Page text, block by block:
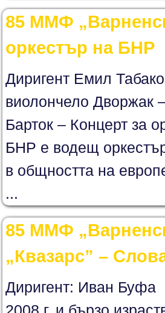
85 ММФ
оркестър на БНР
Диригент Емил
виолончело Дворжак
Барток – Концерт за
БНР е водещ
в общността на
...
85 ММФ
„Квазарс” –
Диригент: Иван Буфа